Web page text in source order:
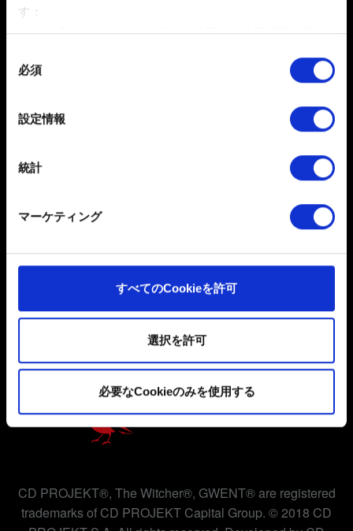
す：
数メートル以内の誤差の地理的な位置情報を収集
特定の特性（フィンガープリント）を積極的にス
詳細セクション
で個人データの処理方法と設定を行って
ください。「Cookie宣言」からいつでも同意を変更また
だくために必要なものです。その他のCookieは、ウェブ
サイトの品質向上のために、オプションとして技術的お
た、ソーシャルメディア上などでお客様が興味を持ちそ
うなコンテンツをお届けするために、一部のCookieをパ
これらのオプションが有効になることはありません。
細は、下記の「設定」メニューでご確認ください。
必須
設定情報
統計
マーケティング
すべてのCookieを許可
選択を許可
必要なCookieのみを使用する
ユーザー同意書
プライバシーポリシー
CD PROJEKT®, The Witcher®, GWENT® are registered
trademarks of CD PROJEKT Capital Group. © 2018 CD